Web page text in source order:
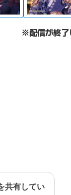
※配信が終了
共有してい